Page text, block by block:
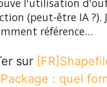
l'utilisation
(peut-être IA ?).
référence…
sur
: quel